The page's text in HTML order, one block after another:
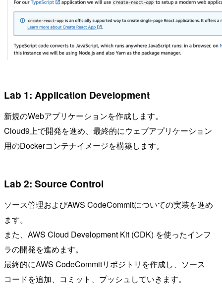
Lab 1: Application Development
新規のWebアプリケーションを作成します。
Cloud9上で開発を進め、最終的にウェブアプリケーション
用のDockerコンテナイメージを構築します。
Lab 2: Source Control
ソース管理およびAWS CodeCommitについての実装を進め
ます。
また、AWS Cloud Development Kit (CDK) を使ったインフ
ラの開発を進めます。
最終的にAWS CodeCommitリポジトリを作成し、ソース
コードを追加、コミット、プッシュしていきます。